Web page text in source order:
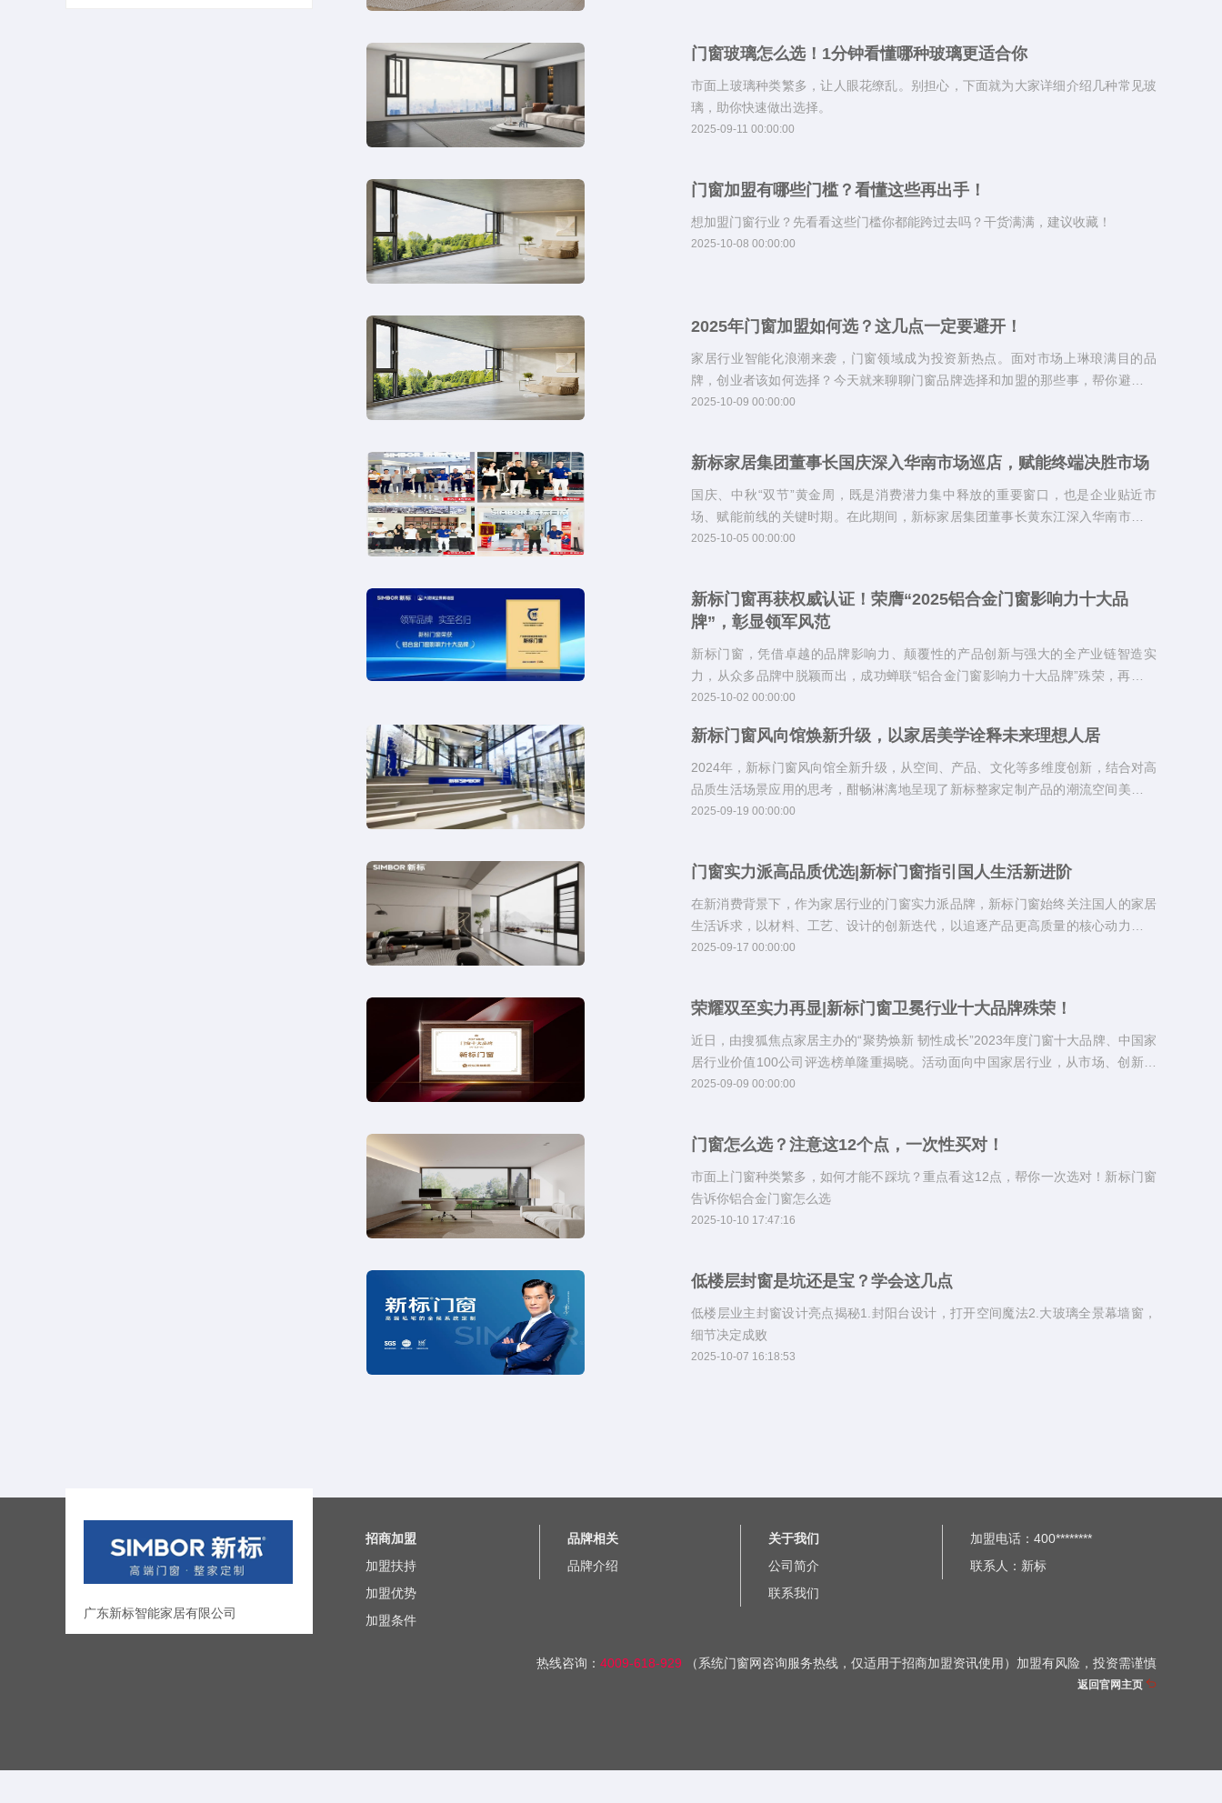
门窗玻璃怎么选！1分钟看懂哪种玻璃更适合你
市面上玻璃种类繁多，让人眼花缭乱。别担心，下面就为大家详细介绍几种常见玻
璃，助你快速做出选择。
2025-09-11 00:00:00
门窗加盟有哪些门槛？看懂这些再出手！
想加盟门窗行业？先看看这些门槛你都能跨过去吗？干货满满，建议收藏！
2025-10-08 00:00:00
2025年门窗加盟如何选？这几点一定要避开！
家居行业智能化浪潮来袭，门窗领域成为投资新热点。面对市场上琳琅满目的品
牌，创业者该如何选择？今天就来聊聊门窗品牌选择和加盟的那些事，帮你避开陷
阱，找准方向！
2025-10-09 00:00:00
新标家居集团董事长国庆深入华南市场巡店，赋能终端决胜市场
国庆、中秋“双节”黄金周，既是消费潜力集中释放的重要窗口，也是企业贴近市
场、赋能前线的关键时期。在此期间，新标家居集团董事长黄东江深入华南市场，
开展了一场高密度的终端巡访。
2025-10-05 00:00:00
新标门窗再获权威认证！荣膺“2025铝合金门窗影响力十大品
牌”，彰显领军风范
新标门窗，凭借卓越的品牌影响力、颠覆性的产品创新与强大的全产业链智造实
力，从众多品牌中脱颖而出，成功蝉联“铝合金门窗影响力十大品牌”殊荣，再度奠
定了行业领军者的地位。
2025-10-02 00:00:00
新标门窗风向馆焕新升级，以家居美学诠释未来理想人居
2024年，新标门窗风向馆全新升级，从空间、产品、文化等多维度创新，结合对高
品质生活场景应用的思考，酣畅淋漓地呈现了新标整家定制产品的潮流空间美学，
展开一场艺术与家居相融合的视觉盛宴。
2025-09-19 00:00:00
门窗实力派高品质优选|新标门窗指引国人生活新进阶
在新消费背景下，作为家居行业的门窗实力派品牌，新标门窗始终关注国人的家居
生活诉求，以材料、工艺、设计的创新迭代，以追逐产品更高质量的核心动力，缔
造理想人居环境，指引家居设计向更高品质方向进阶。
2025-09-17 00:00:00
荣耀双至实力再显|新标门窗卫冕行业十大品牌殊荣！
近日，由搜狐焦点家居主办的“聚势焕新 韧性成长”2023年度门窗十大品牌、中国家
居行业价值100公司评选榜单隆重揭晓。活动面向中国家居行业，从市场、创新、
财务和社会贡献四大维度出发，聚焦传播力、产品力、运营力，对优秀的企业和品
2025-09-09 00:00:00
门窗怎么选？注意这12个点，一次性买对！
市面上门窗种类繁多，如何才能不踩坑？重点看这12点，帮你一次选对！新标门窗
告诉你铝合金门窗怎么选
2025-10-10 17:47:16
低楼层封窗是坑还是宝？学会这几点
低楼层业主封窗设计亮点揭秘1.封阳台设计，打开空间魔法2.大玻璃全景幕墙窗，
细节决定成败
2025-10-07 16:18:53
广东新标智能家居有限公司
招商加盟
加盟扶持
加盟优势
加盟条件
品牌相关
品牌介绍
关于我们
公司简介
联系我们
加盟电话：400********
联系人：新标
热线咨询： 4009-618-929 （系统门窗网咨询服务热线，仅适用于招商加盟资讯使用）加盟有风险，投资需谨慎
返回官网主页